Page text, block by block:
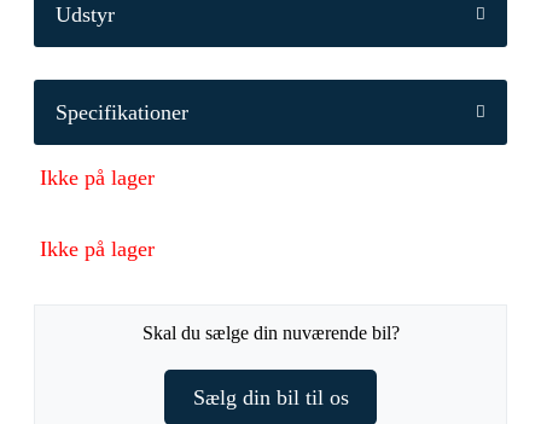
Udstyr
Specifikationer
Ikke på lager
Ikke på lager
Skal du sælge din nuværende bil?
Sælg din bil til os